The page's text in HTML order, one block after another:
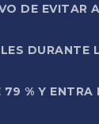
DE EVITAR
DURANTE
% Y